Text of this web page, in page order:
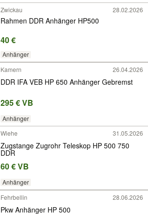
Zwickau 28.02.2026
Rahmen DDR Anhänger HP500
40 €
Anhänger
Kamern 26.04.2026
DDR IFA VEB HP 650 Anhänger Gebremst
295 € VB
Anhänger
Wiehe 31.05.2026
Zugstange Zugrohr Teleskop HP 500 750
DDR
60 € VB
Anhänger
Fehrbellin 28.06.2026
Pkw Anhänger HP 500